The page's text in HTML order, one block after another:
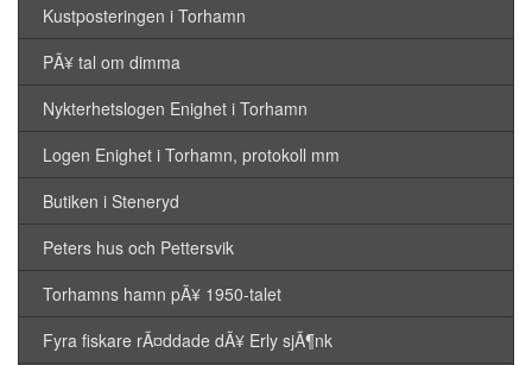
Kustposteringen i Torhamn
PÃ¥ tal om dimma
Nykterhetslogen Enighet i Torhamn
Logen Enighet i Torhamn, protokoll mm
Butiken i Steneryd
Peters hus och Pettersvik
Torhamns hamn pÃ¥ 1950-talet
Fyra fiskare rÃ¤ddade dÃ¥ Erly sjÃ¶nk